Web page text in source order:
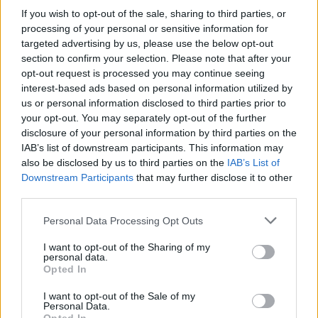
If you wish to opt-out of the sale, sharing to third parties, or
processing of your personal or sensitive information for
targeted advertising by us, please use the below opt-out
section to confirm your selection. Please note that after your
opt-out request is processed you may continue seeing
interest-based ads based on personal information utilized by
us or personal information disclosed to third parties prior to
your opt-out. You may separately opt-out of the further
disclosure of your personal information by third parties on the
IAB’s list of downstream participants. This information may
also be disclosed by us to third parties on the IAB’s List of
Downstream Participants that may further disclose it to other
Personal Data Processing Opt Outs
I want to opt-out of the Sharing of my
personal data.
Opted In
I want to opt-out of the Sale of my
Personal Data.
Kristofferze "Kristou" Aamandzie, 22-latku z
przeszłością w North oraz akademii Astralis. Ten przez
kilka ostatnich tygodni wspomagał byłych graczy
Preasy Esport, grających obecnie jako Grannys
Knockers. Z kolei Anton "Anlelele" Huynhe został w
marcu pożegnany przez Sprout. Co ciekawe, zaledwie
kilka dni przed tym, jak niemiecka organizacja...
zakończyła działalność. Natomiast trzeci z nowych
nabytków, Martin "nut nut" Vestergaard, stracił miesiąc
temu miejsce w Sashi Esport i od tego czasu przebywał
na ławce rezerwowych. Tak więc dla całej trójki angaż w
nowych barwach to szansa na powrót do regularnej
rywalizacji.
CZYTAJ TEŻ: HEROIC sadza snajpera na ławce
Na razie to jedyni pełnoprawni członkowie nowego
ECSTATIC. Co zatem z dwoma pozostałymi fotelami? Te
obsadzono zawodnikami o statusie testowanych. W